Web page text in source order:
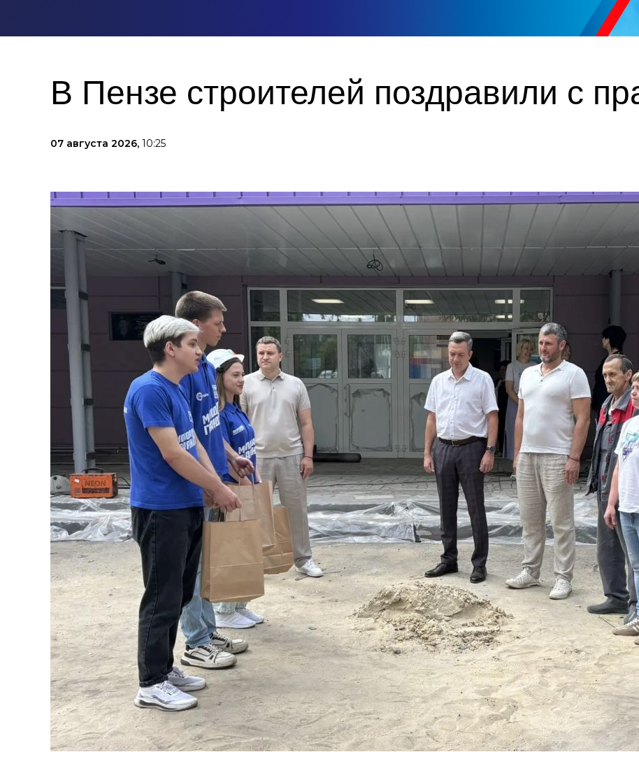
В Пензе строителей поздравили с
07 августа 2026, 10:25